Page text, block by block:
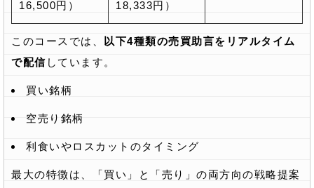
16,500円）
18,333円）
このコースでは、
以下4種類の売買助言をリアルタイム
で配信 しています。
買い銘柄
空売り銘柄
利食いやロスカットのタイミング
最大の特徴は、「買い」と「売り」の両方向の戦略提案